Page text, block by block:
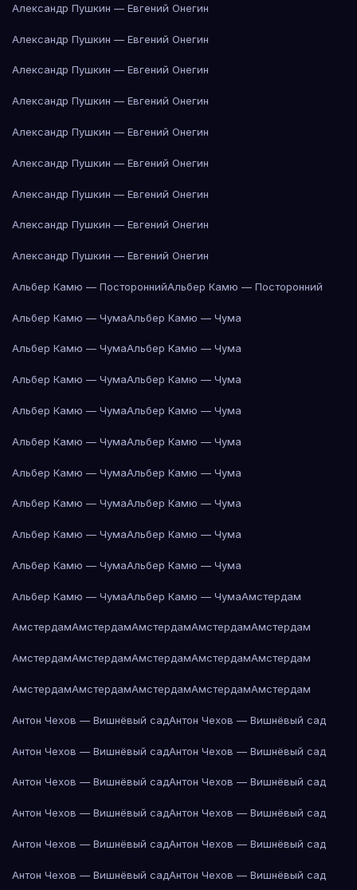
Александр Пушкин — Евгений Онегин
Александр Пушкин — Евгений Онегин
Александр Пушкин — Евгений Онегин
Александр Пушкин — Евгений Онегин
Александр Пушкин — Евгений Онегин
Александр Пушкин — Евгений Онегин
Александр Пушкин — Евгений Онегин
Александр Пушкин — Евгений Онегин
Александр Пушкин — Евгений Онегин
Альбер Камю — ПостороннийАльбер Камю — Посторонний
Альбер Камю — ЧумаАльбер Камю — Чума
Альбер Камю — ЧумаАльбер Камю — Чума
Альбер Камю — ЧумаАльбер Камю — Чума
Альбер Камю — ЧумаАльбер Камю — Чума
Альбер Камю — ЧумаАльбер Камю — Чума
Альбер Камю — ЧумаАльбер Камю — Чума
Альбер Камю — ЧумаАльбер Камю — Чума
Альбер Камю — ЧумаАльбер Камю — Чума
Альбер Камю — ЧумаАльбер Камю — Чума
Альбер Камю — ЧумаАльбер Камю — ЧумаАмстердам
АмстердамАмстердамАмстердамАмстердамАмстердам
АмстердамАмстердамАмстердамАмстердамАмстердам
АмстердамАмстердамАмстердамАмстердамАмстердам
Антон Чехов — Вишнёвый садАнтон Чехов — Вишнёвый сад
Антон Чехов — Вишнёвый садАнтон Чехов — Вишнёвый сад
Антон Чехов — Вишнёвый садАнтон Чехов — Вишнёвый сад
Антон Чехов — Вишнёвый садАнтон Чехов — Вишнёвый сад
Антон Чехов — Вишнёвый садАнтон Чехов — Вишнёвый сад
Антон Чехов — Вишнёвый садАнтон Чехов — Вишнёвый сад